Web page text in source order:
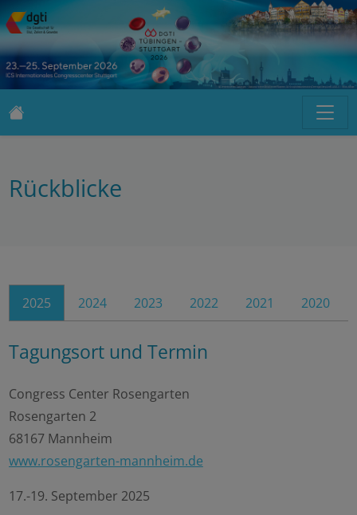
Rückblicke
2025 2024 2023 2022 2021 2020
Tagungsort und Termin
Congress Center Rosengarten
Rosengarten 2
68167 Mannheim
www.rosengarten-mannheim.de
17.-19. September 2025